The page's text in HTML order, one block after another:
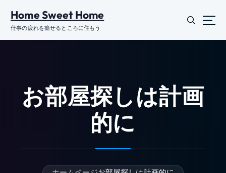
ン
Home Sweet Home
仕事の疲れを癒せるところに住もう
お部屋探しは計画
的に